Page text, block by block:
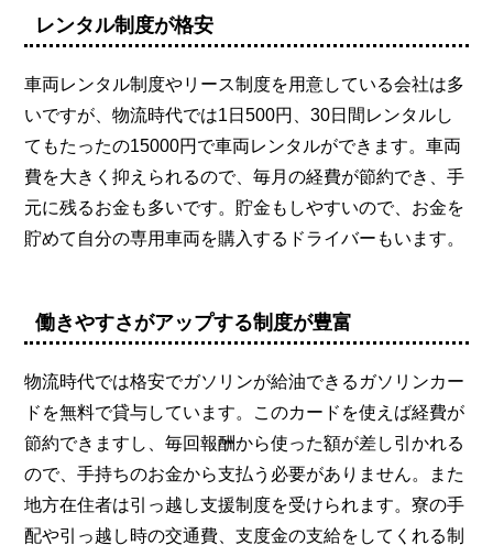
レンタル制度が格安
車両レンタル制度やリース制度を用意している会社は多
いですが、物流時代では1日500円、30日間レンタルし
てもたったの15000円で車両レンタルができます。車両
費を大きく抑えられるので、毎月の経費が節約でき、手
元に残るお金も多いです。貯金もしやすいので、お金を
貯めて自分の専用車両を購入するドライバーもいます。
働きやすさがアップする制度が豊富
物流時代では格安でガソリンが給油できるガソリンカー
ドを無料で貸与しています。このカードを使えば経費が
節約できますし、毎回報酬から使った額が差し引かれる
ので、手持ちのお金から支払う必要がありません。また
地方在住者は引っ越し支援制度を受けられます。寮の手
配や引っ越し時の交通費、支度金の支給をしてくれる制